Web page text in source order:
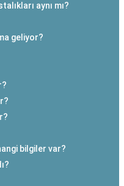
aynı mı?
geliyor?
bilgiler var?